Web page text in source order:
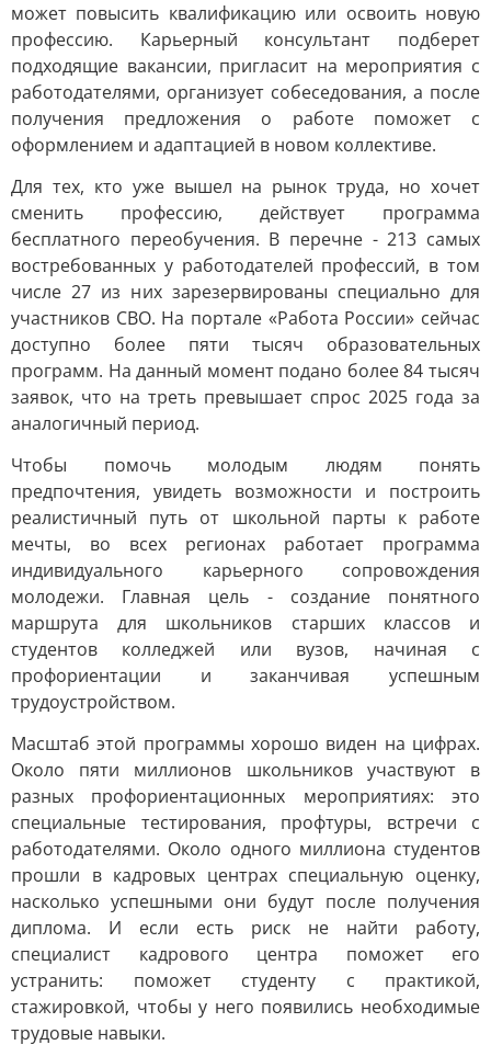
может повысить квалификацию или освоить новую
профессию. Карьерный консультант подберет
подходящие вакансии, пригласит на мероприятия с
работодателями, организует собеседования, а после
получения предложения о работе поможет с
оформлением и адаптацией в новом коллективе.
Для тех, кто уже вышел на рынок труда, но хочет
сменить профессию, действует программа
бесплатного переобучения. В перечне - 213 самых
востребованных у работодателей профессий, в том
числе 27 из них зарезервированы специально для
участников СВО. На портале «Работа России» сейчас
доступно более пяти тысяч образовательных
программ. На данный момент подано более 84 тысяч
заявок, что на треть превышает спрос 2025 года за
аналогичный период.
Чтобы помочь молодым людям понять
предпочтения, увидеть возможности и построить
реалистичный путь от школьной парты к работе
мечты, во всех регионах работает программа
индивидуального карьерного сопровождения
молодежи. Главная цель - создание понятного
маршрута для школьников старших классов и
студентов колледжей или вузов, начиная с
профориентации и заканчивая успешным
трудоустройством.
Масштаб этой программы хорошо виден на цифрах.
Около пяти миллионов школьников участвуют в
разных профориентационных мероприятиях: это
специальные тестирования, профтуры, встречи с
работодателями. Около одного миллиона студентов
прошли в кадровых центрах специальную оценку,
насколько успешными они будут после получения
диплома. И если есть риск не найти работу,
специалист кадрового центра поможет его
устранить: поможет студенту с практикой,
стажировкой, чтобы у него появились необходимые
трудовые навыки.